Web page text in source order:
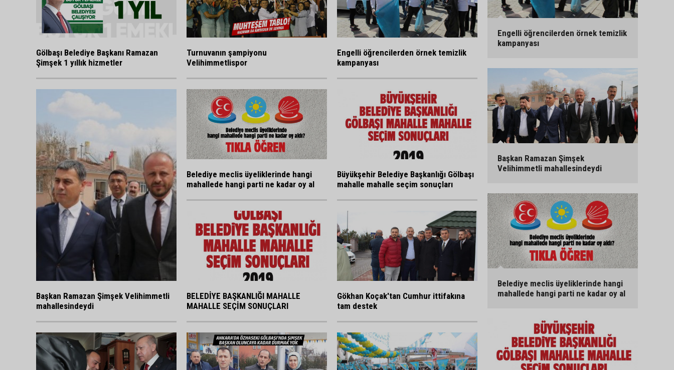
Gölbaşı Belediye Başkanı Ramazan
Şimşek 1 yıllık hizmetler
Turnuvanın şampiyonu
Velihimmetlispor
Engelli öğrencilerden örnek temizlik
kampanyası
Başkan Ramazan Şimşek Velihimmetli
mahallesindeydi
Belediye meclis üyeliklerinde hangi
mahallede hangi parti ne kadar oy al
Büyükşehir Belediye Başkanlığı Gölbaşı
mahalle mahalle seçim sonuçları
BELEDİYE BAŞKANLIĞI MAHALLE
MAHALLE SEÇİM SONUÇLARI
Gökhan Koçak'tan Cumhur ittifakına
tam destek
Engelli öğrencilerden örnek temizlik
kampanyası
Başkan Ramazan Şimşek
Velihimmetli mahallesindeydi
Belediye meclis üyeliklerinde hangi
mahallede hangi parti ne kadar oy al